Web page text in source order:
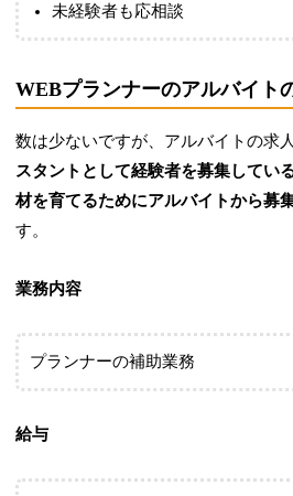
未経験者も応相談
WEBプランナーのアルバイト
数は少ないですが、アルバイトの求
スタントとして経験者を募集してい
材を育てるためにアルバイトから募
す。
業務内容
プランナーの補助業務
給与